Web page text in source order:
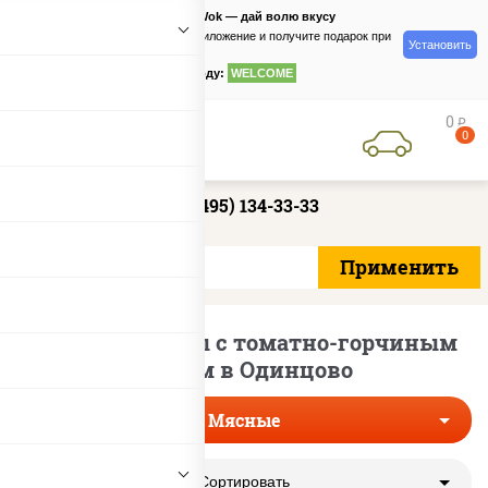
PizzaSushiWok — дай волю вкусу
Скачайте приложение и получите подарок при
по промокоду: WELCOME
Установить
0 руб
0
+7 (495) 134-33-33
Мясные пиццы с томатно-горчиным
соусом в Одинцово
Мясные
Сортировать